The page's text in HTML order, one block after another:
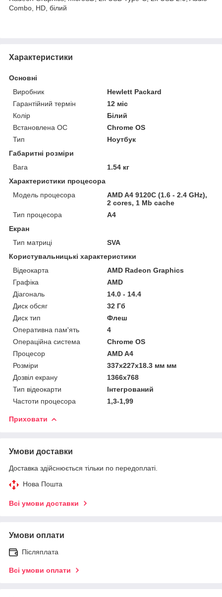
Combo, HD, білий
Характеристики
Основні
Виробник
Hewlett Packard
Гарантійний термін
12 міс
Колір
Білий
Встановлена ОС
Chrome OS
Тип
Ноутбук
Габаритні розміри
Вага
1.54 кг
Характеристики процесора
Модель процесора
AMD A4 9120C (1.6 - 2.4 GHz),
2 cores, 1 Mb cache
Тип процесора
A4
Екран
Тип матриці
SVA
Користувальницькі характеристики
Відеокарта
AMD Radeon Graphics
Графіка
AMD
Діагональ
14.0 - 14.4
Диск обсяг
32 Гб
Диск тип
Флеш
Оперативна пам'ять
4
Операційна система
Chrome OS
Процесор
AMD A4
Розміри
337x227x18.3 мм мм
Дозвіл екрану
1366x768
Тип відеокарти
Інтегрований
Частоти процесора
1,3-1,99
Приховати
Умови доставки
Доставка здійснюється тільки по передоплаті.
Нова Пошта
Всі умови доставки
Умови оплати
Післяплата
Всі умови оплати